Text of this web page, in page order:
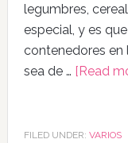
legumbres,
especial, y es
contenedores en
sea de … [Read
FILED UNDER: VARIOS